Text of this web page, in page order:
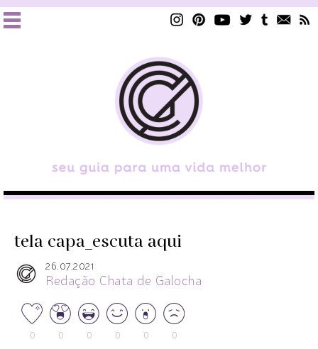
tela capa_escuta aqui
26.07.2021
Redação Chata de Galocha
0 0 0 0 0 0